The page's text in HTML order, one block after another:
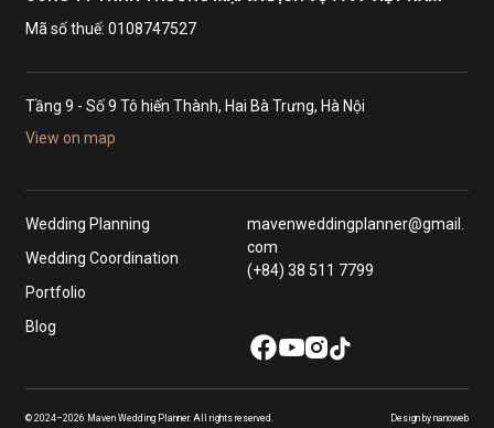
Mã số thuế: 0108747527
Tầng 9 - Số 9 Tô hiến Thành, Hai Bà Trưng, Hà Nội
View on map
Wedding Planning
Wedding Coordination
Portfolio
Blog
mavenweddingplanner@gmail.
com
(+84) 38 511 7799
© 2024–2026 Maven Wedding Planner. All rights reserved. Design by nanoweb